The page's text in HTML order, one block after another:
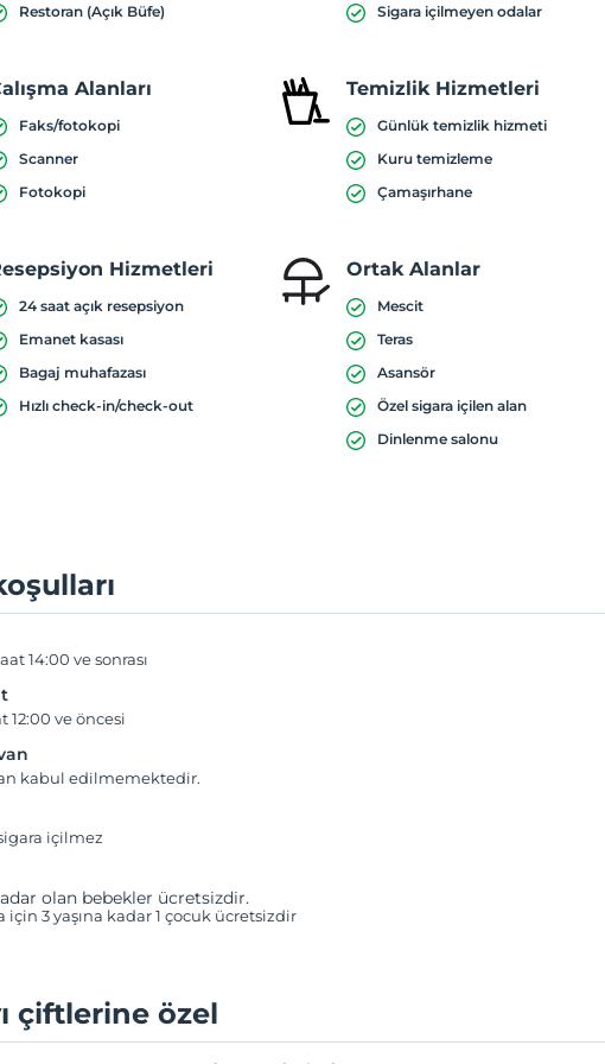
Restoran (Açık Büfe) Sigara içilmeyen odalar
Alanları
Faks/fotokopi
Scanner
Fotokopi
Temizlik Hizmetleri
Günlük temizlik hizmeti
Kuru temizleme
Çamaşırhane
Hizmetleri
24 saat açık resepsiyon
Emanet kasası
Bagaj muhafazası
Hızlı check-in/check-out
Ortak Alanlar
Mescit
Teras
Asansör
Özel sigara içilen alan
Dinlenme salonu
14:00 ve sonrası
12:00 ve öncesi
kabul edilmemektedir.
içilmez
olan bebekler ücretsizdir.
için 3 yaşına kadar 1 çocuk ücretsizdir
çiftlerine özel